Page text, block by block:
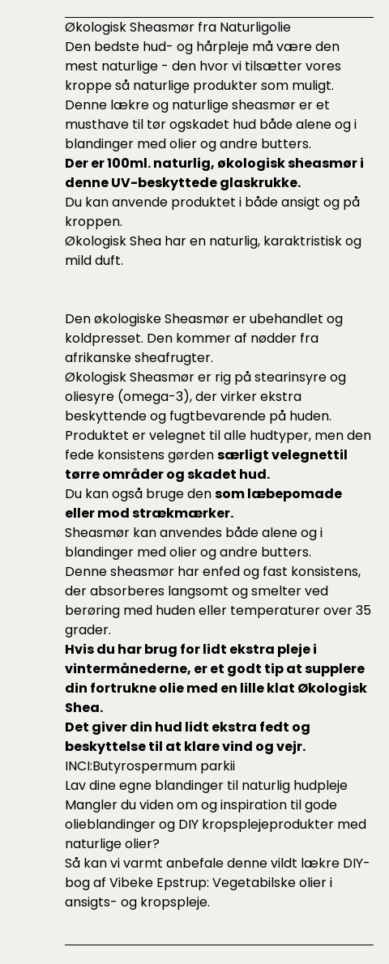
Økologisk Sheasmør fra Naturligolie
Den bedste hud- og hårpleje må være den
mest naturlige - den hvor vi tilsætter vores
kroppe så naturlige produkter som muligt.
Denne lækre og naturlige sheasmør er et
musthave til tør ogskadet hud både alene og i
blandinger med olier og andre butters.
Der er 100ml. naturlig, økologisk sheasmør i
denne UV-beskyttede glaskrukke.
Du kan anvende produktet i både ansigt og på
kroppen.
Økologisk Shea har en naturlig, karaktristisk og
mild duft.
Den økologiske Sheasmør er ubehandlet og
koldpresset. Den kommer af nødder fra
afrikanske sheafrugter.
Økologisk Sheasmør er rig på stearinsyre og
oliesyre (omega-3), der virker ekstra
beskyttende og fugtbevarende på huden.
Produktet er velegnet til alle hudtyper, men den
fede konsistens gørdensærligt velegnettil
tørre områder og skadet hud.
Du kan også bruge densom læbepomade
eller mod strækmærker.
Sheasmør kan anvendes både alene og i
blandinger med olier og andre butters.
Denne sheasmør har enfed og fast konsistens,
der absorberes langsomt og smelter ved
berøring med huden eller temperaturer over 35
grader.
Hvis du har brug for lidt ekstra pleje i
vintermånederne, er et godt tip at supplere
din fortrukne olie med en lille klat Økologisk
Shea.
Det giver din hud lidt ekstra fedt og
beskyttelse til at klare vind og vejr.
INCI:Butyrospermum parkii
Lav dine egne blandinger til naturlig hudpleje
Mangler du viden om og inspiration til gode
olieblandinger og DIY kropsplejeprodukter med
naturlige olier?
Så kan vi varmt anbefale denne vildt lækre DIY-
bog af Vibeke Epstrup: Vegetabilske olier i
ansigts- og kropspleje.